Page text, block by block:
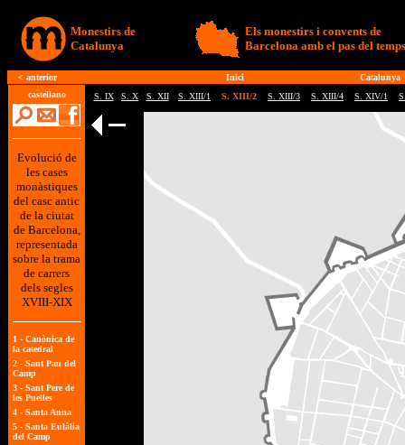
Monestirs de
Catalunya
Els monestirs i convents de
Barcelona amb el pas del temps
< anterior Inici
Catalunya
castellano
Evolució de
les cases
monàstiques
del casc antic
de la ciutat
de Barcelona,
representada
sobre la trama
de carrers
dels segles
XVIII-XIX
1 - Canònica de
la catedral
2 - Sant Pau del
Camp
3 - Sant Pere de
les Puelles
4 - Santa Anna
5 - Santa Eulàlia
del Camp
S. IX S. X S. XII S. XIII/1 S. XIII/2 S. XIII/3 S. XIII/4 S. XIV/1